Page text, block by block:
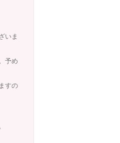
いま
予め
すの